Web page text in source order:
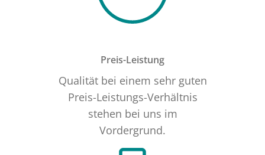
Preis-Leistung
Qualität bei einem sehr guten
Preis-Leistungs-Verhältnis
stehen bei uns im
Vordergrund.